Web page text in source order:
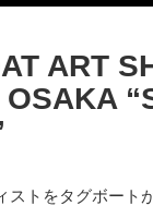
ART
OSAKA
ストをタグボート